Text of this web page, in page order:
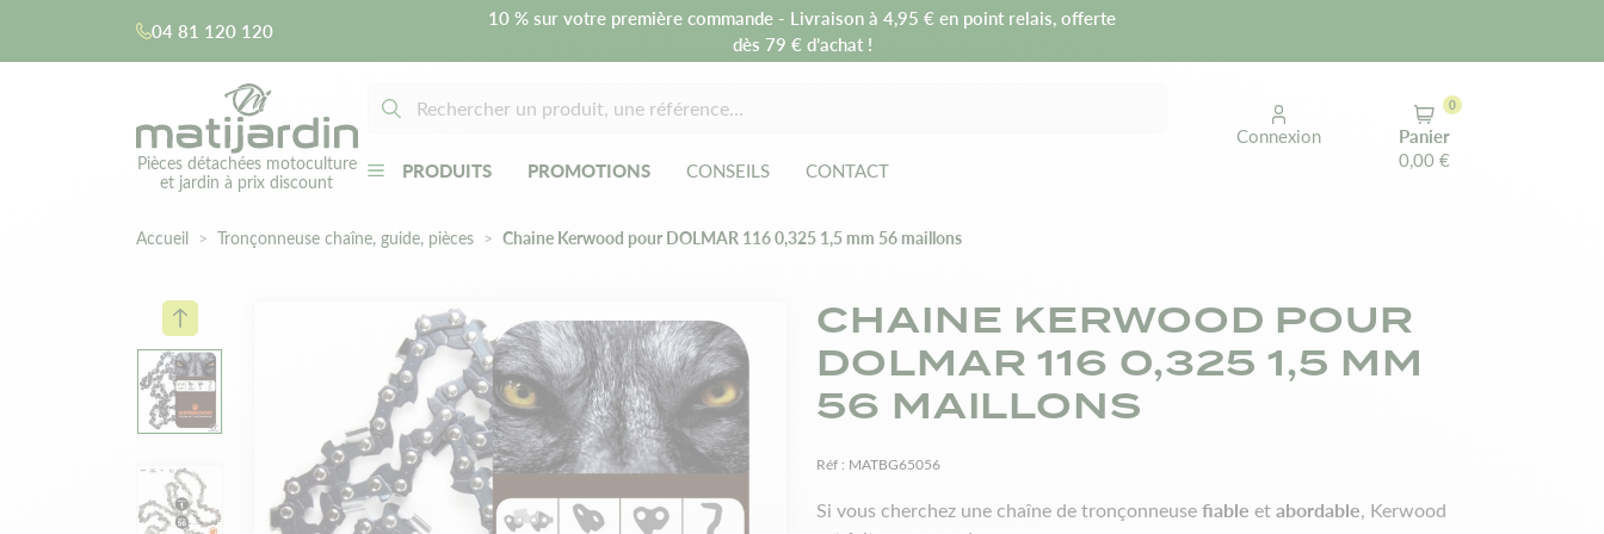
04 81 120 120
10 % sur votre première commande - Livraison à 4,95 € en point relais, offerte
dès 79 € d’achat !
Pièces détachées motoculture
et jardin à prix discount
PRODUITS PROMOTIONS CONSEILS CONTACT
Connexion
Panier
0,00 €
0
Accueil Tronçonneuse chaîne, guide, pièces Chaine Kerwood pour DOLMAR 116 0,325 1,5 mm 56 maillons
CHAINE KERWOOD POUR
DOLMAR 116 0,325 1,5 MM
56 MAILLONS
Réf : MATBG65056
Si vous cherchez une chaîne de tronçonneusefiable etabordable, Kerwood